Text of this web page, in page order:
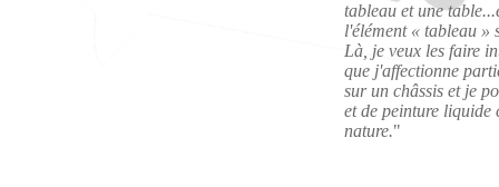
tableau et une
l'élément « tableau »
Là, je veux les faire
que j'affectionne
sur un châssis et je
et de peinture liquide
nature."